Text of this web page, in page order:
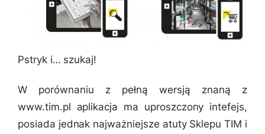
Pstryk i… szukaj!
W porównaniu z pełną wersją znaną z
www.tim.pl aplikacja ma uproszczony intefejs,
posiada jednak najważniejsze atuty Sklepu TIM i